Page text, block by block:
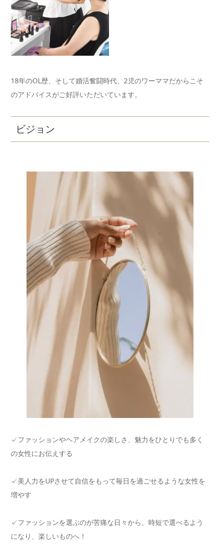
18年のOL歴、そして婚活奮闘時代、2児のワーママだからこそ
のアドバイスがご好評いただいています。
ビジョン
✓ファッションやヘアメイクの楽しさ、魅力をひとりでも多く
の女性にお伝えする
✓美人力をUPさせて自信をもって毎日を過ごせるような女性を
増やす
✓ファッションを選ぶのが苦痛な日々から、時短で選べるよう
になり、楽しいものへ！